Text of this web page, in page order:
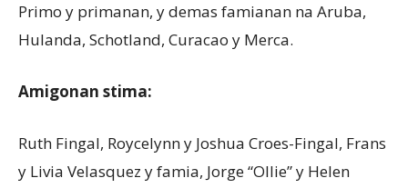
Primo y primanan, y demas famianan na Aruba,
Hulanda, Schotland, Curacao y Merca.
Amigonan stima:
Ruth Fingal, Roycelynn y Joshua Croes-Fingal, Frans
y Livia Velasquez y famia, Jorge “Ollie” y Helen